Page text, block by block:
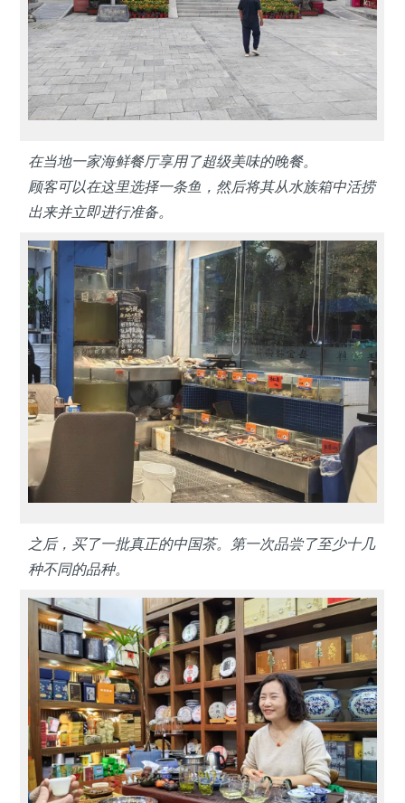
在当地一家海鲜餐厅享用了超级美味的晚餐。
顾客可以在这里选择一条鱼，然后将其从水族箱中活捞
出来并立即进行准备。
之后，买了一批真正的中国茶。第一次品尝了至少十几
种不同的品种。